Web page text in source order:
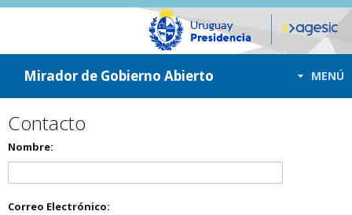
ir a contenido
ir al menú
Mirador de Gobierno Abierto MENÚ
Contacto
Nombre:
Correo Electrónico: